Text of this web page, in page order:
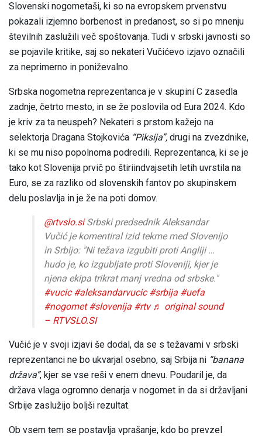
Slovenski nogometaši, ki so na evropskem prvenstvu
pokazali izjemno borbenost in predanost, so si po mnenju
številnih zaslužili več spoštovanja. Tudi v srbski javnosti so
se pojavile kritike, saj so nekateri Vučićevo izjavo označili
za neprimerno in poniževalno.
Srbska nogometna reprezentanca je v skupini C zasedla
zadnje, četrto mesto, in se že poslovila od Eura 2024. Kdo
je kriv za ta neuspeh? Nekateri s prstom kažejo na
selektorja Dragana Stojkovića “Piksija”, drugi na zvezdnike,
ki se mu niso popolnoma podredili. Reprezentanca, ki se je
tako kot Slovenija prvič po štiriindvajsetih letih uvrstila na
Euro, se za razliko od slovenskih fantov po skupinskem
delu poslavlja in je že na poti domov.
@rtvslo.siSrbski predsednik Aleksandar
Vučić je komentiral izid tekme med Slovenijo
in Srbijo: "Ni težava izgubiti proti Angliji …
hudo je, ko izgubljate proti Sloveniji, kjer je
njena ekipa trikrat manj vredna od srbske."
#vucic #aleksandarvucic #srbija #uefa
#nogomet #slovenija #rtv ♬ original sound
– RTVSLO.SI
Vučić je v svoji izjavi še dodal, da se s težavami v srbski
reprezentanci ne bo ukvarjal osebno, saj Srbija ni “banana
država”, kjer se vse reši v enem dnevu. Poudaril je, da
država vlaga ogromno denarja v nogomet in da si državljani
Srbije zaslužijo boljši rezultat.
Ob vsem tem se postavlja vprašanje, kdo bo prevzel